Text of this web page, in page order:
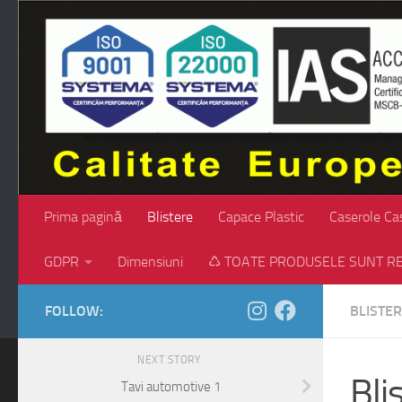
Skip to content
Prima pagină Blistere Capace Plastic Caserole
GDPR Dimensiuni ♺ TOATE PRODUSELE SUNT
FOLLOW:
NEXT STORY
Tavi automotive 1